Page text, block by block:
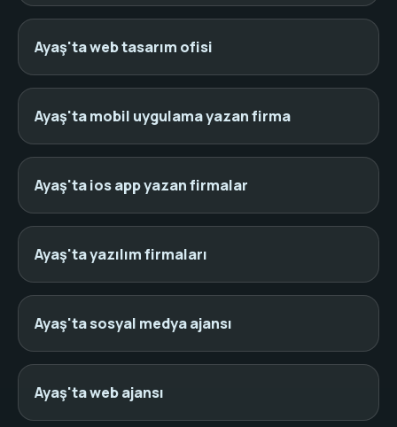
Ayaş'ta web tasarım ofisi
Ayaş'ta mobil uygulama yazan firma
Ayaş'ta ios app yazan firmalar
Ayaş'ta yazılım firmaları
Ayaş'ta sosyal medya ajansı
Ayaş'ta web ajansı